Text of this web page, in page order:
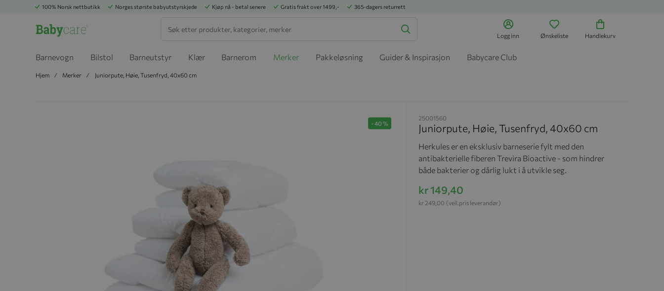
100% Norsk nettbutikk Norges største babyutstyrskjede Kjøp nå - betal senere Gratis frakt over 1499,- 365-dagers returrett
Logg inn Ønskeliste Handlekurv
Barnevogn Bilstol Barneutstyr Klær Barnerom Merker Pakkeløsning Guider & Inspirasjon Babycare Club
Hjem Merker Juniorpute, Høie, Tusenfryd, 40x60 cm
-40 %
25001560
Juniorpute, Høie, Tusenfryd, 40x60 cm
Herkules er en eksklusiv barneserie fylt med den
antibakterielle fiberen Trevira Bioactive - som hindrer
både bakterier og dårlig lukt i å utvikle seg.
kr 149,40
(veil.pris leverandør)
kr 249,00